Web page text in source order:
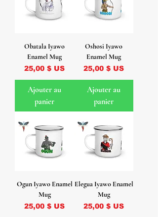
Obatala Iyawo
Enamel Mug
Prix
25,00 $ US
Ajouter au
panier
Oshosi Iyawo
Enamel Mug
Prix
25,00 $ US
Ajouter au
panier
Ogun Iyawo Enamel
Mug
Prix
25,00 $ US
Elegua Iyawo Enamel
Mug
Prix
25,00 $ US